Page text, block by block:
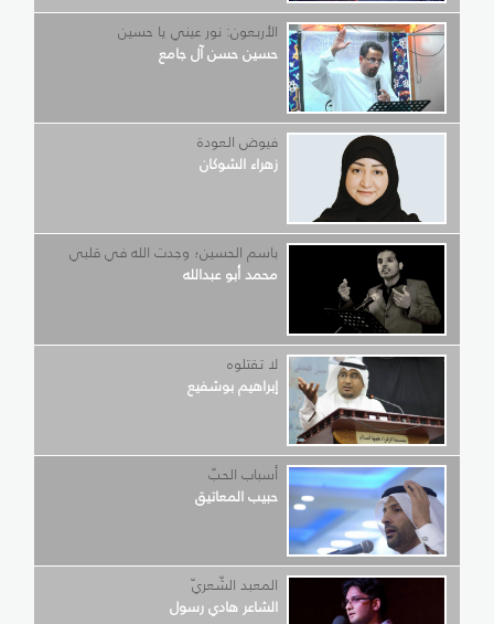
الأربعون: نور عيني يا حسين
حسين حسن آل جامع
فيوض العودة
زهراء الشوكان
باسم الحسين؛ وجدت الله في قلبي
محمد أبو عبدالله
لا تقتلوه
إبراهيم بوشفيع
أسباب الحبّ
حبيب المعاتيق
المعبد الشّعريّ
الشاعر هادي رسول